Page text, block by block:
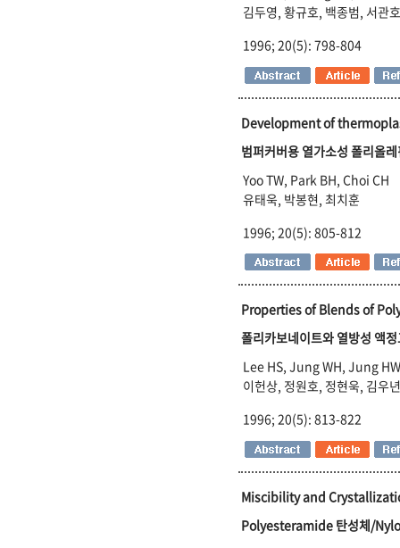
김두영, 황규호, 백종범, 서관호
1996; 20(5): 798-804
Development of
범퍼커버용 열가소성 폴리올
Yoo TW, Park BH, Choi CH
유태욱, 박봉현, 최치훈
1996; 20(5): 805-812
Properties of Blends of
폴리카보네이트와 열방성 액
Lee HS, Jung WH, Jung
이헌상, 정원호, 정현욱, 김우
1996; 20(5): 813-822
Miscibility and
Polyesteramide 탄성체/